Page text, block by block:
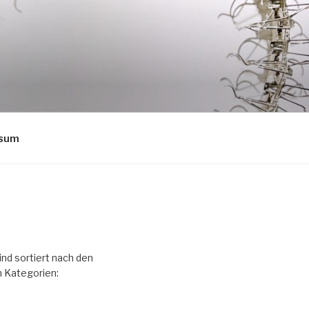
sortiert nach den
Kategorien: